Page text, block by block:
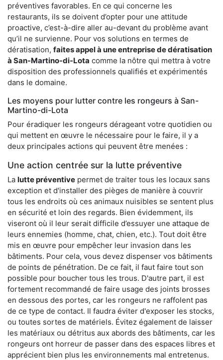
préventives favorables. En ce qui concerne les
restaurants, ils se doivent d’opter pour une attitude
proactive, c’est-à-dire aller au-devant du problème avant
qu’il ne survienne. Pour vos solutions en termes de
dératisation, faites appel à une entreprise de dératisation
à San-Martino-di-Lota comme la nôtre qui mettra à votre
disposition des professionnels qualifiés et expérimentés
dans le domaine.
Les moyens pour lutter contre les rongeurs à San-
Martino-di-Lota
Pour éradiquer les rongeurs dérageant votre quotidien ou
qui mettent en œuvre le nécessaire pour le faire, il y a
deux principales actions qui peuvent être menées :
Une action centrée sur la lutte préventive
La lutte préventive permet de traiter tous les locaux sans
exception et d'installer des pièges de manière à couvrir
tous les endroits où ces animaux nuisibles se sentent plus
en sécurité et loin des regards. Bien évidemment, ils
viseront où il leur serait difficile d’essuyer une attaque de
leurs ennemies (homme, chat, chien, etc.). Tout doit être
mis en œuvre pour empêcher leur invasion dans les
bâtiments. Pour cela, vous devez dispenser vos bâtiments
de points de pénétration. De ce fait, il faut faire tout son
possible pour boucher tous les trous. D'autre part, il est
fortement recommandé de faire usage des joints brosses
en dessous des portes, car les rongeurs ne raffolent pas
de ce type de contact. Il faudra éviter d'exposer les stocks,
ou toutes sortes de matériels. Évitez également de laisser
les matériaux ou détritus aux abords des bâtiments, car les
rongeurs ont horreur de passer dans des espaces libres et
apprécient bien plus les environnements mal entretenus.